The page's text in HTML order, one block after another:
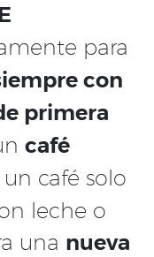
para
con
primera
café
un café solo
leche o
una nueva